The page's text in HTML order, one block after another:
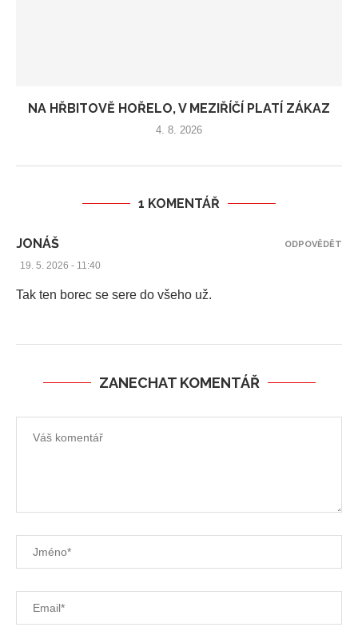
NA HŘBITOVĚ HOŘELO, V MEZIŘÍČÍ PLATÍ ZÁKAZ
4. 8. 2026
1 KOMENTÁŘ
JONÁŠ
19. 5. 2026 - 11:40
Tak ten borec se sere do všeho už.
ODPOVĚDĚT
ZANECHAT KOMENTÁŘ